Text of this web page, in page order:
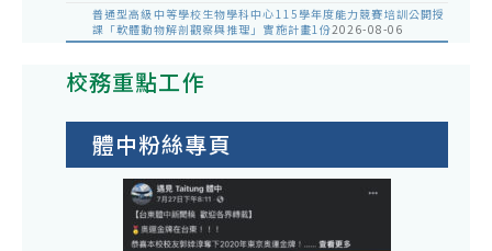
普通型高級中等學校生物學科中心115學年度能力競賽培訓公開授
課「軟體動物解剖觀察與推理」實施計畫1份2026-08-06
校務重點工作
體中粉絲專頁